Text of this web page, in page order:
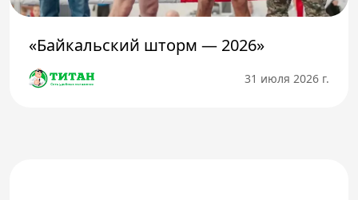
«Байкальский шторм — 2026»
31 июля 2026 г.